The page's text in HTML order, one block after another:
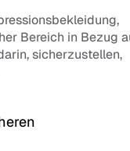
Bereich in Bezug
sicherzustellen,